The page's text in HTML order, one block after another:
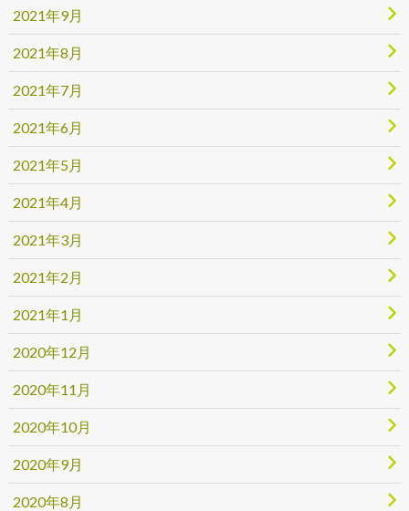
2021年9月
2021年8月
2021年7月
2021年6月
2021年5月
2021年4月
2021年3月
2021年2月
2021年1月
2020年12月
2020年11月
2020年10月
2020年9月
2020年8月